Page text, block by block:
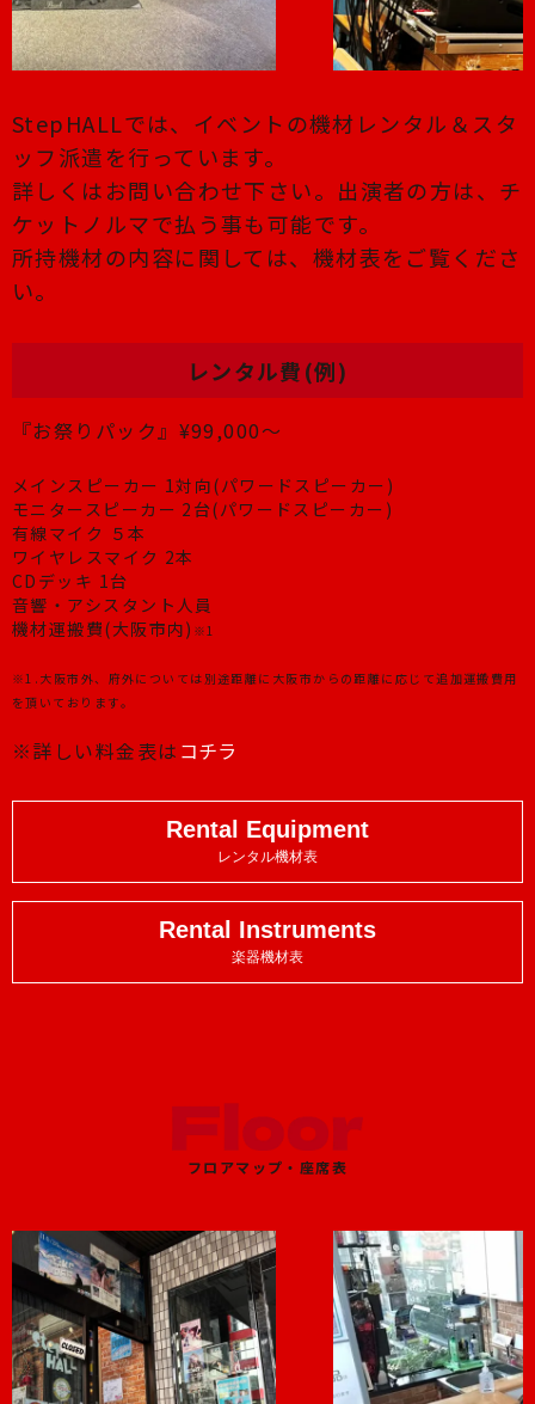
StepHALLでは、イベントの機材レンタル＆スタ
ッフ派遣を行っています。
​詳しくはお問い合わせ下さい。出演者の方は、チ
ケットノルマで払う事も可能です。
​所持機材の内容に関しては、機材表をご覧くださ
い。
レンタル費(例)
『お祭りパック』¥99,000〜
メインスピーカー 1対向(パワードスピーカー)
モニタースピーカー 2台(パワードスピーカー)
有線マイク ５本
ワイヤレスマイク 2本
CDデッキ 1台
音響・アシスタント人員
機材運搬費(大阪市内) ※1
※1.大阪市外、府外については別途距離に大阪市からの距離に応じて追加運搬費用
を頂いております。
※詳しい料金表は コチラ
Rental Equipment
レンタル機材表
Rental Instruments
楽器機材表
フロアマップ・座席表